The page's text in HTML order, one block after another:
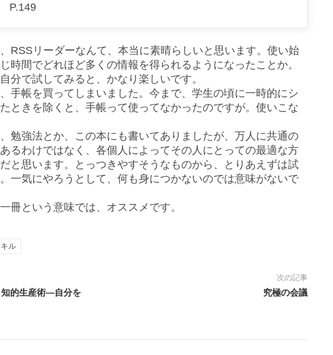
P.149
RSSリーダーなんて、本当に素晴らしいと思います。使い始
時間でどれほど多くの情報を得られるようになったことか。
分で試してみると、かなり楽しいです。
手帳を買ってしまいました。今まで、学生の頃に一時的にシ
ときを除くと、手帳って使ってなかったのですが。使いこな
勉強法とか、この本にも書いてありましたが、万人に共通の
るわけではなく、各個人によってその人にとっての最適な方
と思います。とっつきやすそうなものから、とりあえずは試
一気にやろうとして、何も身につかないのでは意味がないで
冊という意味では、オススメです。
ル
的生産術―自分を
次の記事
究極の会議